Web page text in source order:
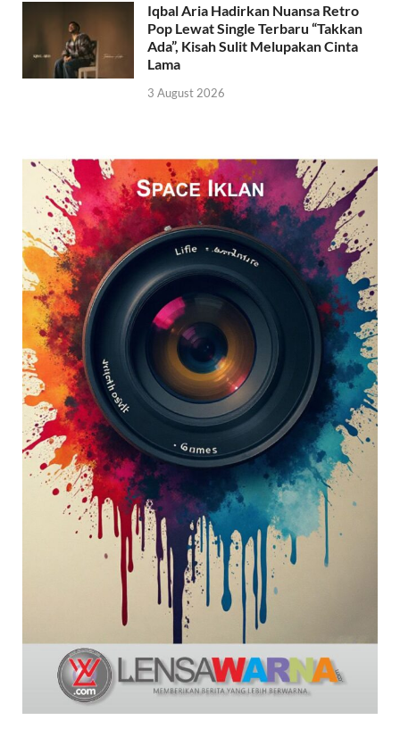
Iqbal Aria Hadirkan Nuansa Retro
Pop Lewat Single Terbaru “Takkan
Ada”, Kisah Sulit Melupakan Cinta
Lama
3 August 2026